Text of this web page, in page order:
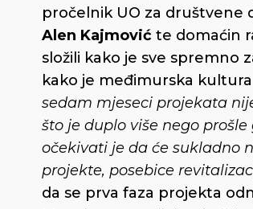
pročelnik UO za društvene
Alen Kajmović te domaćin
složili kako je sve spremno
kako je međimurska
sedam mjeseci projekata
što je duplo više nego
očekivati je da će sukladno
projekte, posebice
da se prva faza projekta